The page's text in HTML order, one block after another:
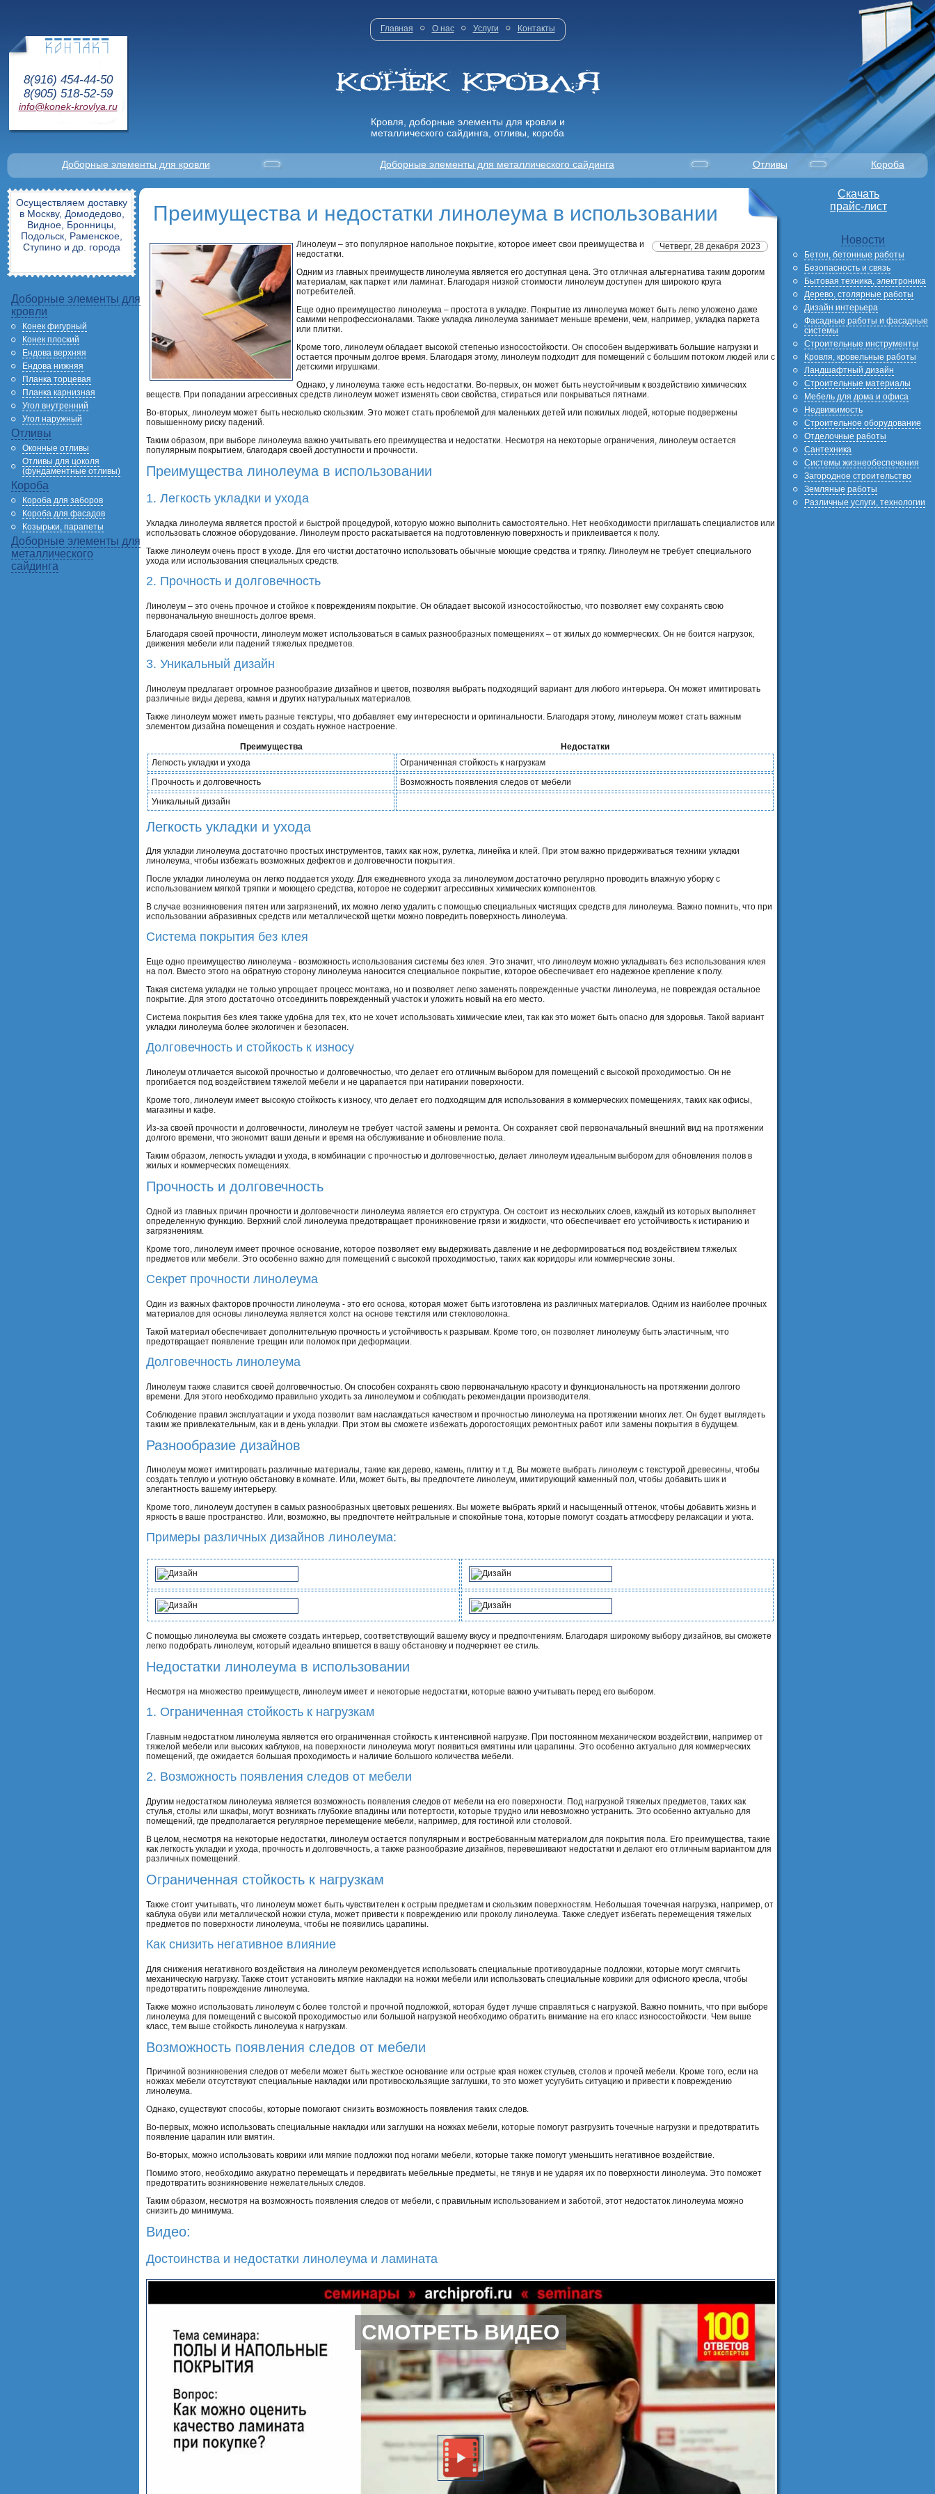
8(916) 454-44-50
8(905) 518-52-59
info@konek-krovlya.ru
Главная О нас Услуги Контакты
Кровля, доборные элементы для кровли и
металлического сайдинга, отливы, короба
Доборные элементы для кровли Доборные элементы для металлического сайдинга Отливы Короба
Осуществляем доставку
в Москву, Домодедово,
Видное, Бронницы,
Подольск, Раменское,
Ступино и др. города
Доборные элементы для
кровли
Конек фигурный
Конек плоский
Ендова верхняя
Ендова нижняя
Планка торцевая
Планка карнизная
Угол внутренний
Угол наружный
Отливы
Оконные отливы
Отливы для цоколя
(фундаментные отливы)
Короба
Короба для заборов
Короба для фасадов
Козырьки, парапеты
Доборные элементы для
металлического
сайдинга
Преимущества и недостатки линолеума в использовании
Четверг, 28 декабря 2023
Линолеум – это популярное напольное покрытие, которое имеет свои преимущества и
недостатки.
Одним из главных преимуществ линолеума является его доступная цена. Это отличная альтернатива таким дорогим
материалам, как паркет или ламинат. Благодаря низкой стоимости линолеум доступен для широкого круга
потребителей.
Еще одно преимущество линолеума – простота в укладке. Покрытие из линолеума может быть легко уложено даже
самими непрофессионалами. Также укладка линолеума занимает меньше времени, чем, например, укладка паркета
или плитки.
Кроме того, линолеум обладает высокой степенью износостойкости. Он способен выдерживать большие нагрузки и
остается прочным долгое время. Благодаря этому, линолеум подходит для помещений с большим потоком людей или с
детскими игрушками.
Однако, у линолеума также есть недостатки. Во-первых, он может быть неустойчивым к воздействию химических
веществ. При попадании агрессивных средств линолеум может изменять свои свойства, стираться или покрываться пятнами.
Во-вторых, линолеум может быть несколько скользким. Это может стать проблемой для маленьких детей или пожилых людей, которые подвержены
повышенному риску падений.
Таким образом, при выборе линолеума важно учитывать его преимущества и недостатки. Несмотря на некоторые ограничения, линолеум остается
популярным покрытием, благодаря своей доступности и прочности.
Преимущества линолеума в использовании
1. Легкость укладки и ухода
Укладка линолеума является простой и быстрой процедурой, которую можно выполнить самостоятельно. Нет необходимости приглашать специалистов или
использовать сложное оборудование. Линолеум просто раскатывается на подготовленную поверхность и приклеивается к полу.
Также линолеум очень прост в уходе. Для его чистки достаточно использовать обычные моющие средства и тряпку. Линолеум не требует специального
ухода или использования специальных средств.
2. Прочность и долговечность
Линолеум – это очень прочное и стойкое к повреждениям покрытие. Он обладает высокой износостойкостью, что позволяет ему сохранять свою
первоначальную внешность долгое время.
Благодаря своей прочности, линолеум может использоваться в самых разнообразных помещениях – от жилых до коммерческих. Он не боится нагрузок,
движения мебели или падений тяжелых предметов.
3. Уникальный дизайн
Линолеум предлагает огромное разнообразие дизайнов и цветов, позволяя выбрать подходящий вариант для любого интерьера. Он может имитировать
различные виды дерева, камня и других натуральных материалов.
Также линолеум может иметь разные текстуры, что добавляет ему интересности и оригинальности. Благодаря этому, линолеум может стать важным
элементом дизайна помещения и создать нужное настроение.
Преимущества
Недостатки
Легкость укладки и ухода
Ограниченная стойкость к нагрузкам
Прочность и долговечность
Возможность появления следов от мебели
Уникальный дизайн
Легкость укладки и ухода
Для укладки линолеума достаточно простых инструментов, таких как нож, рулетка, линейка и клей. При этом важно придерживаться техники укладки
линолеума, чтобы избежать возможных дефектов и долговечности покрытия.
После укладки линолеума он легко поддается уходу. Для ежедневного ухода за линолеумом достаточно регулярно проводить влажную уборку с
использованием мягкой тряпки и моющего средства, которое не содержит агрессивных химических компонентов.
В случае возникновения пятен или загрязнений, их можно легко удалить с помощью специальных чистящих средств для линолеума. Важно помнить, что при
использовании абразивных средств или металлической щетки можно повредить поверхность линолеума.
Система покрытия без клея
Еще одно преимущество линолеума - возможность использования системы без клея. Это значит, что линолеум можно укладывать без использования клея
на пол. Вместо этого на обратную сторону линолеума наносится специальное покрытие, которое обеспечивает его надежное крепление к полу.
Такая система укладки не только упрощает процесс монтажа, но и позволяет легко заменять поврежденные участки линолеума, не повреждая остальное
покрытие. Для этого достаточно отсоединить поврежденный участок и уложить новый на его место.
Система покрытия без клея также удобна для тех, кто не хочет использовать химические клеи, так как это может быть опасно для здоровья. Такой вариант
укладки линолеума более экологичен и безопасен.
Долговечность и стойкость к износу
Линолеум отличается высокой прочностью и долговечностью, что делает его отличным выбором для помещений с высокой проходимостью. Он не
прогибается под воздействием тяжелой мебели и не царапается при натирании поверхности.
Кроме того, линолеум имеет высокую стойкость к износу, что делает его подходящим для использования в коммерческих помещениях, таких как офисы,
магазины и кафе.
Из-за своей прочности и долговечности, линолеум не требует частой замены и ремонта. Он сохраняет свой первоначальный внешний вид на протяжении
долгого времени, что экономит ваши деньги и время на обслуживание и обновление пола.
Таким образом, легкость укладки и ухода, в комбинации с прочностью и долговечностью, делает линолеум идеальным выбором для обновления полов в
жилых и коммерческих помещениях.
Прочность и долговечность
Одной из главных причин прочности и долговечности линолеума является его структура. Он состоит из нескольких слоев, каждый из которых выполняет
определенную функцию. Верхний слой линолеума предотвращает проникновение грязи и жидкости, что обеспечивает его устойчивость к истиранию и
загрязнениям.
Кроме того, линолеум имеет прочное основание, которое позволяет ему выдерживать давление и не деформироваться под воздействием тяжелых
предметов или мебели. Это особенно важно для помещений с высокой проходимостью, таких как коридоры или коммерческие зоны.
Секрет прочности линолеума
Один из важных факторов прочности линолеума - это его основа, которая может быть изготовлена из различных материалов. Одним из наиболее прочных
материалов для основы линолеума является холст на основе текстиля или стекловолокна.
Такой материал обеспечивает дополнительную прочность и устойчивость к разрывам. Кроме того, он позволяет линолеуму быть эластичным, что
предотвращает появление трещин или поломок при деформации.
Долговечность линолеума
Линолеум также славится своей долговечностью. Он способен сохранять свою первоначальную красоту и функциональность на протяжении долгого
времени. Для этого необходимо правильно уходить за линолеумом и соблюдать рекомендации производителя.
Соблюдение правил эксплуатации и ухода позволит вам наслаждаться качеством и прочностью линолеума на протяжении многих лет. Он будет выглядеть
таким же привлекательным, как и в день укладки. При этом вы сможете избежать дорогостоящих ремонтных работ или замены покрытия в будущем.
Разнообразие дизайнов
Линолеум может имитировать различные материалы, такие как дерево, камень, плитку и т.д. Вы можете выбрать линолеум с текстурой древесины, чтобы
создать теплую и уютную обстановку в комнате. Или, может быть, вы предпочтете линолеум, имитирующий каменный пол, чтобы добавить шик и
элегантность вашему интерьеру.
Кроме того, линолеум доступен в самых разнообразных цветовых решениях. Вы можете выбрать яркий и насыщенный оттенок, чтобы добавить жизнь и
яркость в ваше пространство. Или, возможно, вы предпочтете нейтральные и спокойные тона, которые помогут создать атмосферу релаксации и уюта.
Примеры различных дизайнов линолеума:
С помощью линолеума вы сможете создать интерьер, соответствующий вашему вкусу и предпочтениям. Благодаря широкому выбору дизайнов, вы сможете
легко подобрать линолеум, который идеально впишется в вашу обстановку и подчеркнет ее стиль.
Недостатки линолеума в использовании
Несмотря на множество преимуществ, линолеум имеет и некоторые недостатки, которые важно учитывать перед его выбором.
1. Ограниченная стойкость к нагрузкам
Главным недостатком линолеума является его ограниченная стойкость к интенсивной нагрузке. При постоянном механическом воздействии, например от
тяжелой мебели или высоких каблуков, на поверхности линолеума могут появиться вмятины или царапины. Это особенно актуально для коммерческих
помещений, где ожидается большая проходимость и наличие большого количества мебели.
2. Возможность появления следов от мебели
Другим недостатком линолеума является возможность появления следов от мебели на его поверхности. Под нагрузкой тяжелых предметов, таких как
стулья, столы или шкафы, могут возникать глубокие впадины или потертости, которые трудно или невозможно устранить. Это особенно актуально для
помещений, где предполагается регулярное перемещение мебели, например, для гостиной или столовой.
В целом, несмотря на некоторые недостатки, линолеум остается популярным и востребованным материалом для покрытия пола. Его преимущества, такие
как легкость укладки и ухода, прочность и долговечность, а также разнообразие дизайнов, перевешивают недостатки и делают его отличным вариантом для
различных помещений.
Ограниченная стойкость к нагрузкам
Также стоит учитывать, что линолеум может быть чувствителен к острым предметам и скользким поверхностям. Небольшая точечная нагрузка, например, от
каблука обуви или металлической ножки стула, может привести к повреждению или проколу линолеума. Также следует избегать перемещения тяжелых
предметов по поверхности линолеума, чтобы не появились царапины.
Как снизить негативное влияние
Для снижения негативного воздействия на линолеум рекомендуется использовать специальные противоударные подложки, которые могут смягчить
механическую нагрузку. Также стоит установить мягкие накладки на ножки мебели или использовать специальные коврики для офисного кресла, чтобы
предотвратить повреждение линолеума.
Также можно использовать линолеум с более толстой и прочной подложкой, которая будет лучше справляться с нагрузкой. Важно помнить, что при выборе
линолеума для помещений с высокой проходимостью или большой нагрузкой необходимо обратить внимание на его класс износостойкости. Чем выше
класс, тем выше стойкость линолеума к нагрузкам.
Возможность появления следов от мебели
Причиной возникновения следов от мебели может быть жесткое основание или острые края ножек стульев, столов и прочей мебели. Кроме того, если на
ножках мебели отсутствуют специальные накладки или противоскользящие заглушки, то это может усугубить ситуацию и привести к повреждению
линолеума.
Однако, существуют способы, которые помогают снизить возможность появления таких следов.
Во-первых, можно использовать специальные накладки или заглушки на ножках мебели, которые помогут разгрузить точечные нагрузки и предотвратить
появление царапин или вмятин.
Во-вторых, можно использовать коврики или мягкие подложки под ногами мебели, которые также помогут уменьшить негативное воздействие.
Помимо этого, необходимо аккуратно перемещать и передвигать мебельные предметы, не тянув и не ударяя их по поверхности линолеума. Это поможет
предотвратить возникновение нежелательных следов.
Таким образом, несмотря на возможность появления следов от мебели, с правильным использованием и заботой, этот недостаток линолеума можно
снизить до минимума.
Видео:
Достоинства и недостатки линолеума и ламината
СМОТРЕТЬ ВИДЕО
Скачать
прайс-лист
Новости
Бетон, бетонные работы
Безопасность и связь
Бытовая техника, электроника
Дерево, столярные работы
Дизайн интерьера
Фасадные работы и фасадные
системы
Строительные инструменты
Кровля, кровельные работы
Ландшафтный дизайн
Строительные материалы
Мебель для дома и офиса
Недвижимость
Строительное оборудование
Отделочные работы
Сантехника
Системы жизнеобеспечения
Загородное строительство
Земляные работы
Различные услуги, технологии